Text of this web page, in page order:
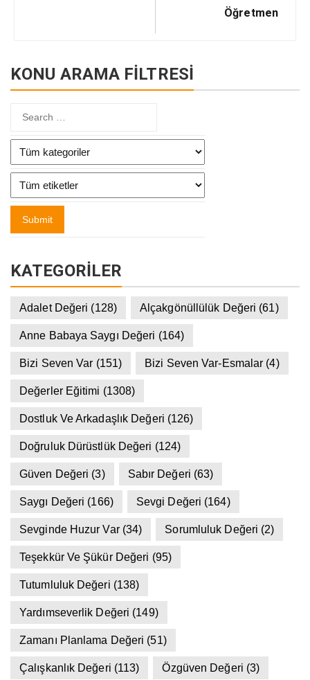
Öğretmen
KONU ARAMA FİLTRESİ
KATEGORILER
Adalet Değeri (128) Alçakgönüllülük Değeri (61)
Anne Babaya Saygı Değeri (164)
Bizi Seven Var (151) Bizi Seven Var-Esmalar (4)
Değerler Eğitimi (1308)
Dostluk Ve Arkadaşlık Değeri (126)
Doğruluk Dürüstlük Değeri (124)
Güven Değeri (3) Sabır Değeri (63)
Saygı Değeri (166) Sevgi Değeri (164)
Sevginde Huzur Var(34) Sorumluluk Değeri (2)
Teşekkür Ve Şükür Değeri (95)
Tutumluluk Değeri (138)
Yardımseverlik Değeri (149)
Zamanı Planlama Değeri (51)
Çalışkanlık Değeri (113) Özgüven Değeri (3)